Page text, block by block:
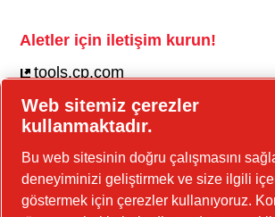
Aletler için iletişim kurun!
tools.cp.com
İnşaat ekipmanı ve seyyar enerji
kurun!
güç-tekniği.cp.com
Web sitemiz çerezler
kullanmaktadır.
Bu web sitesinin doğru çalışmasını
deneyiminizi geliştirmek ve size ilgili
göstermek için çerezler kullanıyoruz.